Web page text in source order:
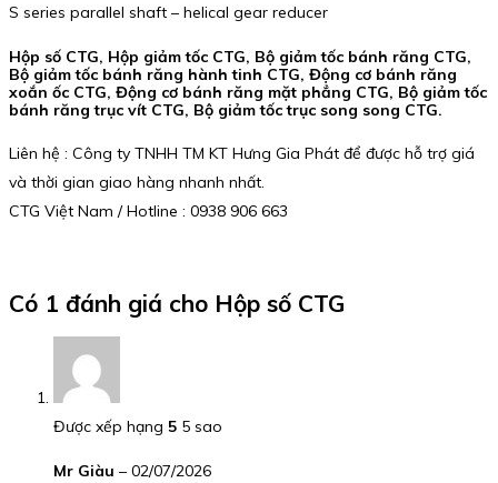
S series parallel shaft – helical gear reducer
Hộp số CTG, Hộp giảm tốc CTG, Bộ giảm tốc bánh răng CTG,
Bộ giảm tốc bánh răng hành tinh CTG, Động cơ bánh răng
xoắn ốc CTG, Động cơ bánh răng mặt phẳng CTG, Bộ giảm tốc
bánh răng trục vít CTG, Bộ giảm tốc trục song song CTG.
Liên hệ : Công ty TNHH TM KT Hưng Gia Phát để được hỗ trợ giá
và thời gian giao hàng nhanh nhất.
CTG Việt Nam / Hotline : 0938 906 663
Có 1 đánh giá cho Hộp số CTG
Được xếp hạng 5 5 sao
Mr Giàu – 02/07/2026